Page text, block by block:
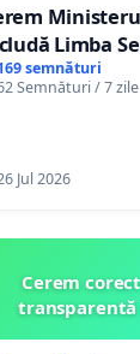
Limba
Braille
semnături
Semnături / 7 zile
Jul 2026
Cerem